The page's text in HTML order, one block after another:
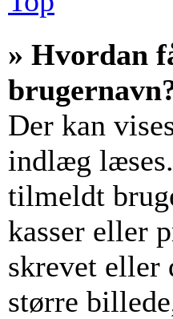
» Hvordan
Der kan
indlæg
tilmeldt
kasser eller
skrevet eller
større